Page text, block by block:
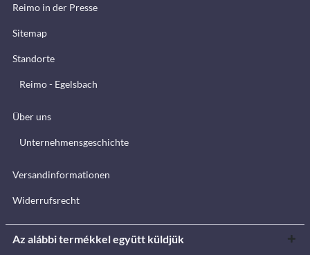
Reimo in der Presse
Sitemap
Standorte
Reimo - Egelsbach
Über uns
Unternehmensgeschichte
Versandinformationen
Widerrufsrecht
Az alábbi termékkel együtt küldjük